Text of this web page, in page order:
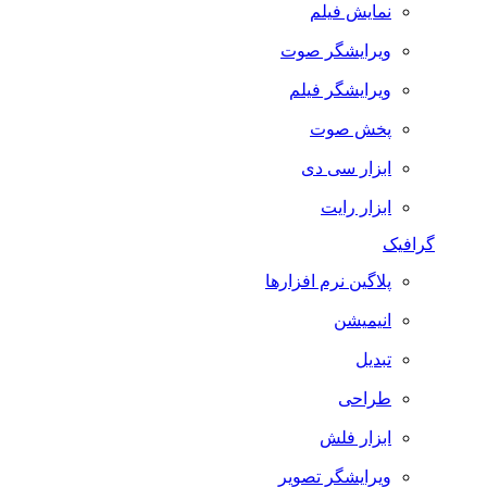
نمایش فیلم
ویرایشگر صوت
ویرایشگر فیلم
پخش صوت
ابزار سی دی
ابزار رایت
گرافیک
پلاگین نرم افزارها
انیمیشن
تبدیل
طراحی
ابزار فلش
ویرایشگر تصویر